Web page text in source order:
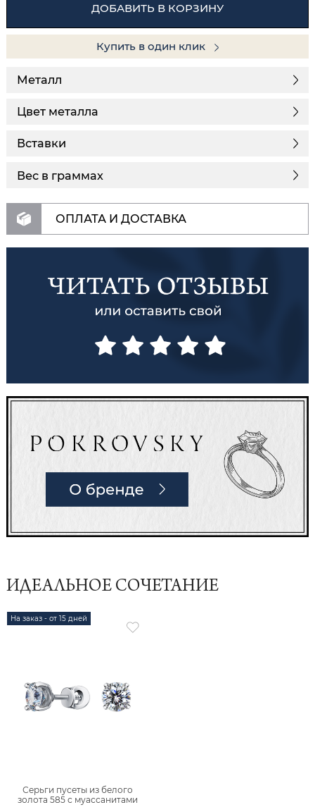
ДОБАВИТЬ В КОРЗИНУ
Купить в один клик
Металл
Цвет металла
Вставки
Вес в граммах
ОПЛАТА И ДОСТАВКА
ИДЕАЛЬНОЕ СОЧЕТАНИЕ
На заказ - от 15 дней
Серьги пусеты из белого
золота 585 с муассанитами